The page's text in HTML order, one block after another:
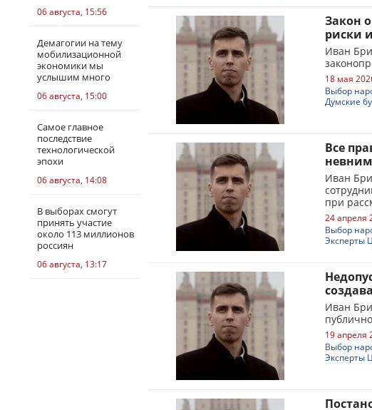
06 августа, 15:56
Демагогии на тему
мобилизационной
экономики мы
услышим много
06 августа, 15:00
Самое главное
последствие
технологической
эпохи
06 августа, 14:08
В выборах смогут
принять участие
около 113 миллионов
россиян
06 августа, 13:17
Закон
риски
Иван
18 мая
Выбор
Думские
Все
Иван
при
24 апреля
Выбор
Эксперты
Иван
19 апреля
Выбор
Эксперты